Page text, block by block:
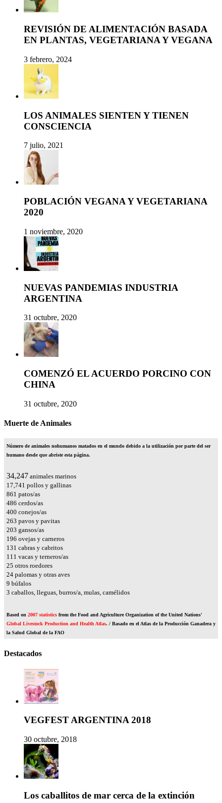
REVISIÓN DE ALIMENTACIÓN BASADA
EN PLANTAS, VEGETARIANA Y VEGANA
3 febrero, 2024
LOS ANIMALES SIENTEN Y TIENEN
CONSCIENCIA
7 julio, 2021
POBLACIÓN VEGANA Y VEGETARIANA
2020
1 noviembre, 2020
NUEVAS PANDEMIAS INDUSTRIA
ARGENTINA
31 octubre, 2020
COMENZÓ EL ACUERDO PORCINO CON
CHINA
31 octubre, 2020
Muerte de Animales
Número de animales nohumanos matados en el mundo debido a la utilización por parte del ser
humano desde que abriste esta página.
38,527 animales marinos
19,958 pollos y gallinas
968 patos/as
546 cerdos/as
450 conejos/as
296 pavos y pavitas
228 gansos/as
220 ovejas y carneros
148 cabras y cabritos
125 vacas y terneros/as
28 otros roedores
27 palomas y otras aves
10búfalos
4 caballos, lleguas, burros/a, mulas, camélidos
Based on 2007 statistics from the Food and Agriculture Organization of the United Nations'
Global Livestock Production and Health Atlas. / Basado en el Atlas de la Producción Ganadera y
la Salud Global de la FAO
Destacados
VEGFEST ARGENTINA 2018
30 octubre, 2018
Los caballitos de mar cerca de la extinción